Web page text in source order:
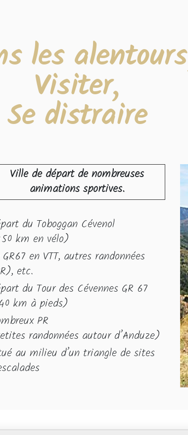
les
Visiter,
Se distraire
Ville de départ de nombreuses
animations sportives.
du Toboggan Cévenol
km en vélo)
GR67 en VTT, autres randonnées
etc.
du Tour des Cévennes GR 67
km à pieds)
PR
randonnées autour d’Anduze)
au milieu d’un triangle de sites